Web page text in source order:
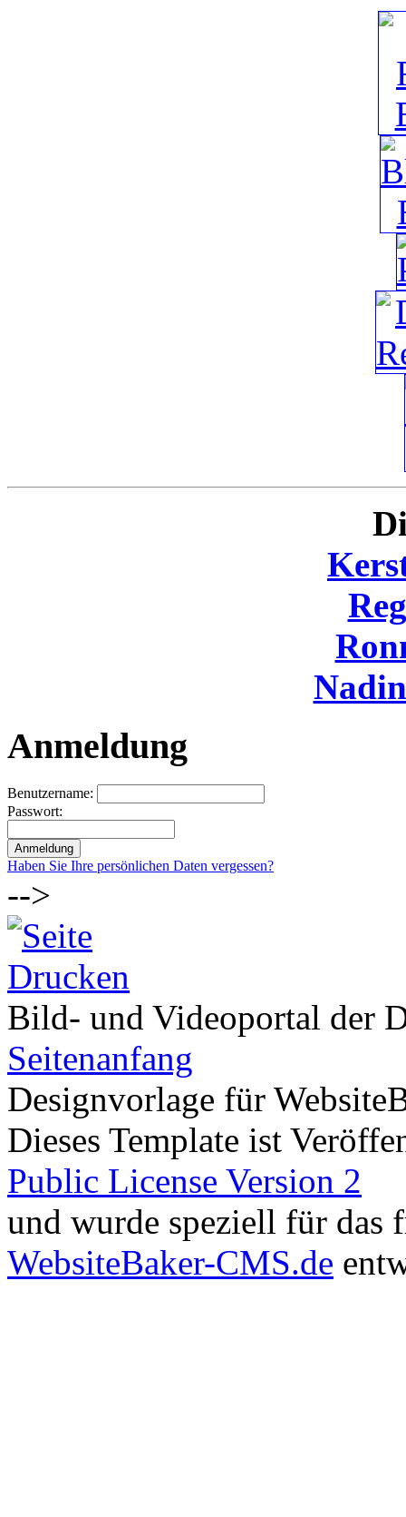
Anmeldung
Benutzername:
Passwort:
Haben Sie Ihre persönlichen Daten vergessen?
-->
Bild- und Videoportal der
Seitenanfang
Designvorlage für
Dieses Template ist
Public License Version 2
und wurde speziell für das
WebsiteBaker-CMS.de